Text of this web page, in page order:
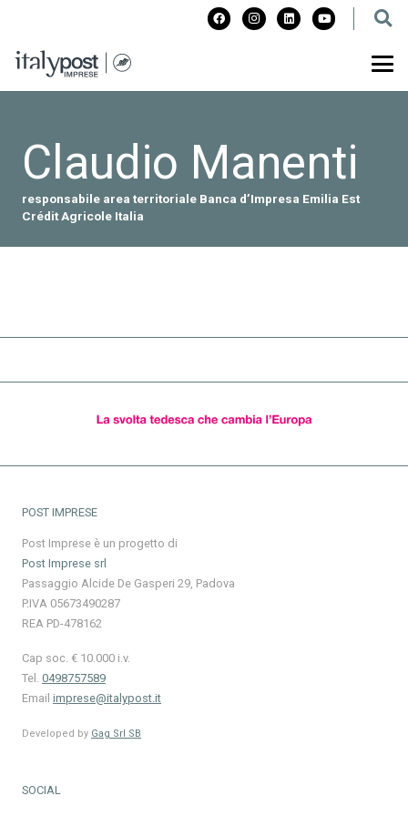
Claudio Manenti
responsabile area territoriale Banca d’Impresa Emilia Est
Crédit Agricole Italia
POST IMPRESE
Post Imprese è un progetto di
Post Imprese srl
Passaggio Alcide De Gasperi 29, Padova
P.IVA 05673490287
REA PD-478162
Cap soc. € 10.000 i.v.
Tel. 0498757589
Email imprese@italypost.it
Developed by Gag Srl SB
SOCIAL